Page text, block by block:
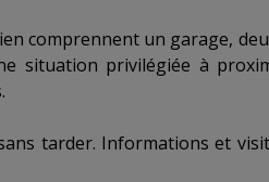
comprennent un garage,
situation privilégiée à
tarder. Informations et